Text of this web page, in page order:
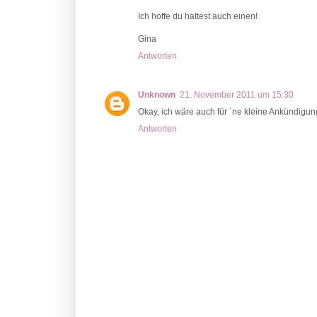
Ich hoffe du hattest auch einen!
Gina
Antworten
Unknown 21. November 2011 um 15:30
Okay, ich wäre auch für ´ne kleine
Antworten